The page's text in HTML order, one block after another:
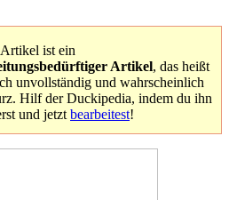
ist ein
Artikel, das heißt
unvollständig und wahrscheinlich
Hilf der Duckipedia, indem du ihn
und jetzt bearbeitest!